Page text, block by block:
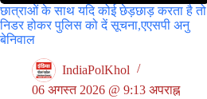
छात्राओं के साथ यदि कोई छेड़छाड़ करता है तो
निडर होकर पुलिस को दें सूचना,एएसपी अनु
बेनिवाल
IndiaPolKhol
06 अगस्त 2026 @ 9:13 अपराह्न